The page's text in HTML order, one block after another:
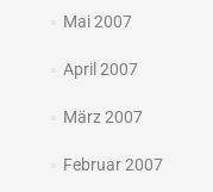
Mai 2007
April 2007
März 2007
Februar 2007